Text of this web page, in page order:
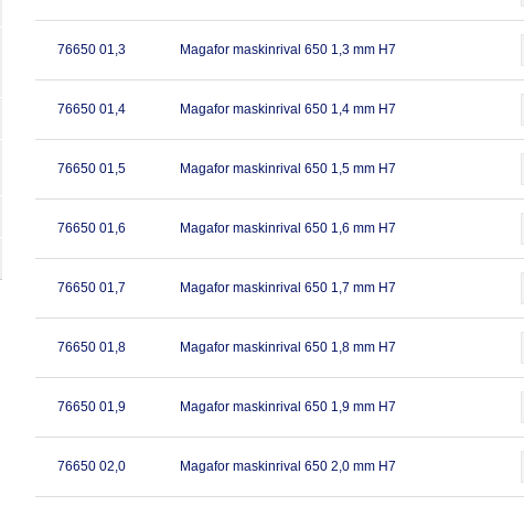
76650 01,3 Magafor maskinrival 650 1,3 mm H7
76650 01,4 Magafor maskinrival 650 1,4 mm H7
76650 01,5 Magafor maskinrival 650 1,5 mm H7
76650 01,6 Magafor maskinrival 650 1,6 mm H7
76650 01,7 Magafor maskinrival 650 1,7 mm H7
76650 01,8 Magafor maskinrival 650 1,8 mm H7
76650 01,9 Magafor maskinrival 650 1,9 mm H7
76650 02,0 Magafor maskinrival 650 2,0 mm H7